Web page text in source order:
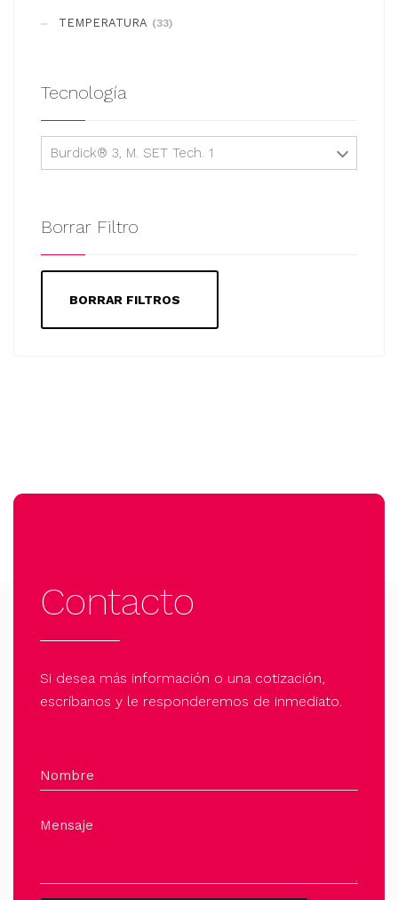
TEMPERATURA (33)
Tecnología
Burdick® 3, M. SET Tech. 1
Borrar Filtro
BORRAR FILTROS
Contacto
Si desea más información o una cotización,
escríbanos y le responderemos de inmediato.
Nombre
Mensaje